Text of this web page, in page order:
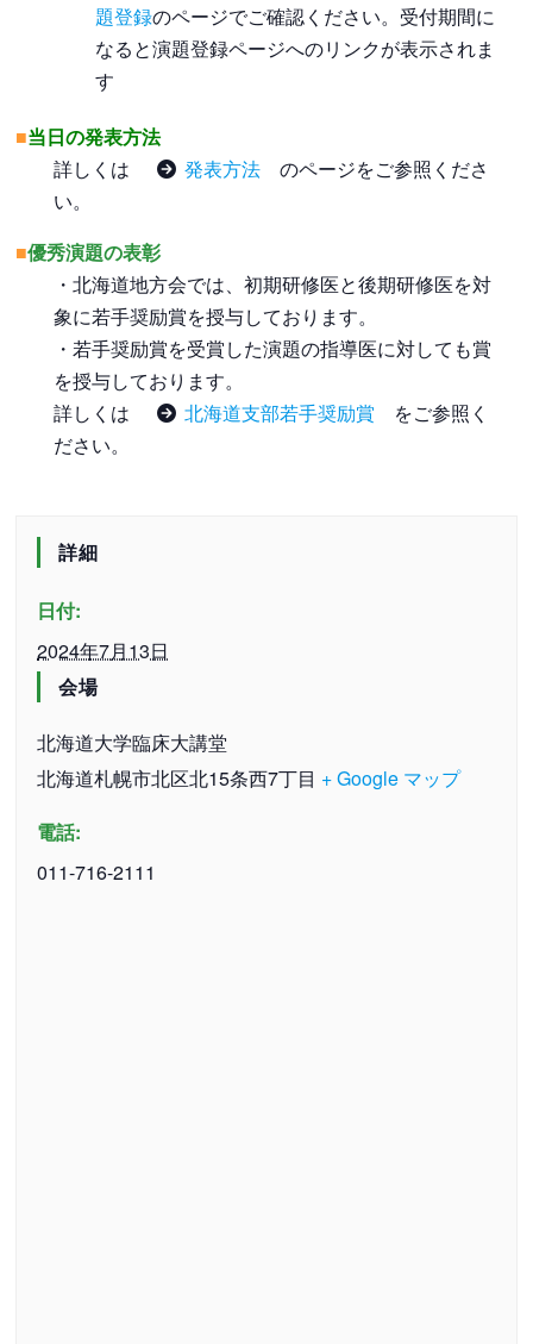
題登録のページでご確認ください。受付期間に
なると演題登録ページへのリンクが表示されま
す
■当日の発表方法
詳しくは
発表方法 のページをご参照くださ
い。
■優秀演題の表彰
・北海道地方会では、初期研修医と後期研修医を対
象に若手奨励賞を授与しております。
・若手奨励賞を受賞した演題の指導医に対しても賞
を授与しております。
詳しくは
北海道支部若手奨励賞 をご参照く
ださい。
詳細
日付:
2024年7月13日
会場
北海道大学臨床大講堂
北海道札幌市北区北15条西7丁目 + Google マップ
電話:
011-716-2111